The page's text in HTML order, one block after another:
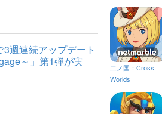
3週連続アップデート
～」第1弾が実
二ノ国：Cross
Worlds